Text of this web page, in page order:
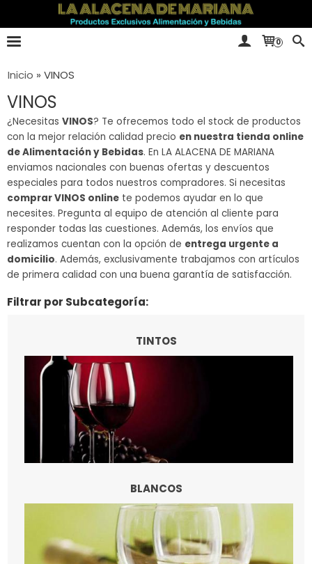
0
Inicio » VINOS
VINOS
¿Necesitas VINOS? Te ofrecemos todo el stock de productos
con la mejor relación calidad precio en nuestra tienda online
de Alimentación y Bebidas. En LA ALACENA DE MARIANA
enviamos nacionales con buenas ofertas y descuentos
especiales para todos nuestros compradores. Si necesitas
comprar VINOS online te podemos ayudar en lo que
necesites. Pregunta al equipo de atención al cliente para
responder todas las cuestiones. Además, los envíos que
realizamos cuentan con la opción de entrega urgente a
domicilio. Además, exclusivamente trabajamos con artículos
de primera calidad con una buena garantía de satisfacción.
Filtrar por Subcategoría:
TINTOS
BLANCOS